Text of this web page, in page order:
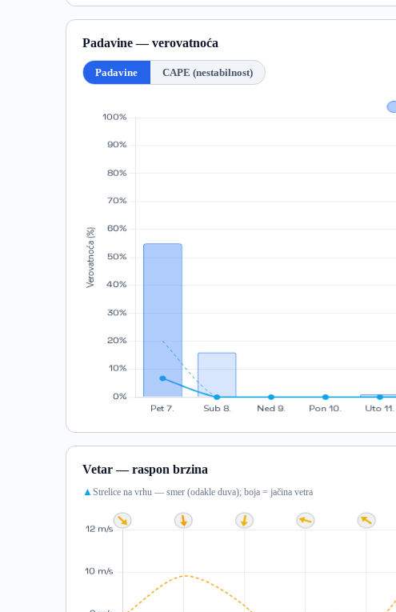
Padavine — verovatnoća
Padavine CAPE (nestabilnost)
Vetar — raspon brzina
▲Strelice na vrhu — smer (odakle duva); boja = jačina vetra